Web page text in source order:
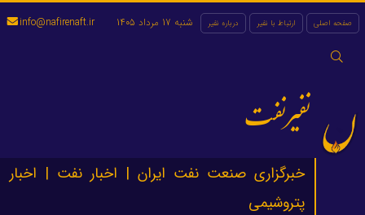
صفحه اصلی ارتباط با نفیر درباره نفیر
جستجو
شنبه 17 مرداد 1405 info@nafirenaft.ir
نفیرنفت
خبرگزاری صنعت نفت ایران | اخبار نفت | اخبار
پتروشیمی